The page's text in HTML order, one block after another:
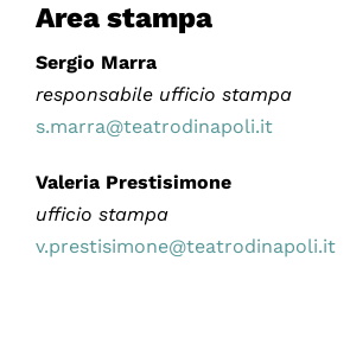
Area stampa
Sergio Marra
responsabile ufficio stampa
s.marra@teatrodinapoli.it
Valeria Prestisimone
ufficio stampa
v.prestisimone@teatrodinapoli.it